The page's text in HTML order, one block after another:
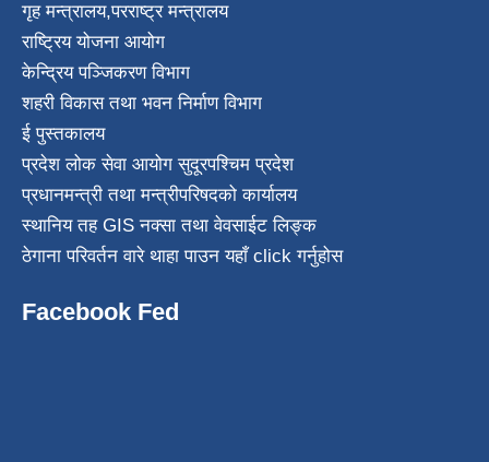
गृह मन्त्रालय,परराष्ट्र मन्त्रालय
राष्ट्रिय योजना आयोग
केन्द्रिय पञ्जिकरण विभाग
शहरी विकास तथा भवन निर्माण विभाग
ई पुस्तकालय
प्रदेश लोक सेवा आयोग सुदूरपश्चिम प्रदेश
प्रधानमन्त्री तथा मन्त्रीपरिषदको कार्यालय
स्थानिय तह GIS नक्सा तथा वेवसाईट लिङ्क
ठेगाना परिवर्तन वारे थाहा पाउन यहाँ click गर्नुहोस
Facebook Fed